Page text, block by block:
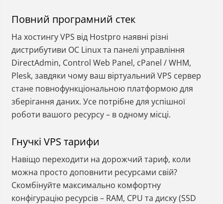
Повний програмний стек
На хостингу VPS від Hostpro наявні різні
дистрибутиви ОС Linux та панелі управління
DirectAdmin, Control Web Panel, cPanel / WHM,
Plesk, завдяки чому ваш віртуальний VPS сервер
стане повнофункціональною платформою для
зберігання даних. Усе потрібне для успішної
роботи вашого ресурсу – в одному місці.
Гнучкі VPS тарифи
Навіщо переходити на дорожчий тариф, коли
можна просто доповнити ресурсами свій?
Скомбінуйте максимально комфортну
конфігурацію ресурсів – RAM, CPU та диску (SSD